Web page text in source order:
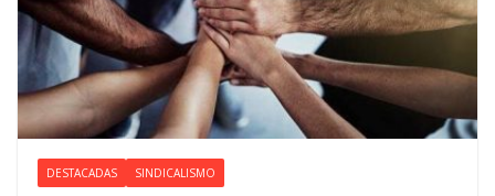
DESTACADAS SINDICALISMO